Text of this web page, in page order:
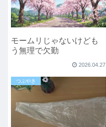
モームリじゃないけども
う無理で欠勤
2026.04.27
つぶやき